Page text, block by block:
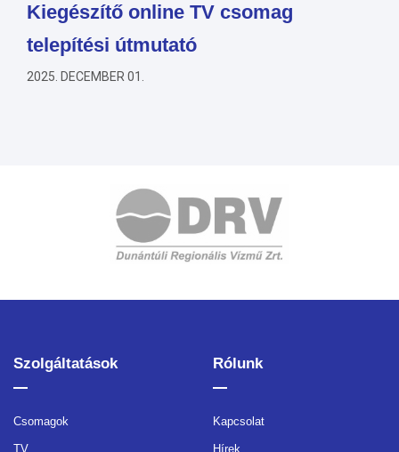
Kiegészítő online TV csomag
telepítési útmutató
2025. DECEMBER 01.
Szolgáltatások
Csomagok
TV
Rólunk
Kapcsolat
Hírek